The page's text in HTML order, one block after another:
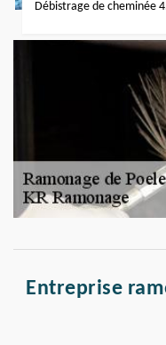
Débistrage de cheminée
Entreprise